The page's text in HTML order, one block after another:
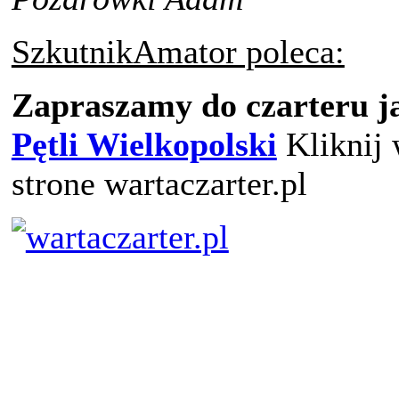
SzkutnikAmator poleca:
Zapraszamy do czarteru
Pętli Wielkopolski Kliknij
strone wartaczarter.pl